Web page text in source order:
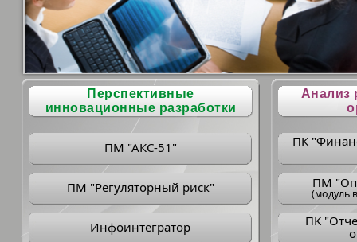
Перспективные
инновационные разработки
ПМ "АКС-51"
ПМ "Регуляторный риск"
Инфоинтегратор
Анализ
ПК
ПM
(модуль
ПK